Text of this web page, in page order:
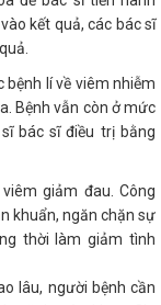
kết quả, các bác sĩ
lí về viêm nhiễm
Bệnh vẫn còn ở mức
bác sĩ điều trị bằng
giảm đau. Công
khuẩn, ngăn chặn sự
thời làm giảm tình
lâu, người bệnh cần